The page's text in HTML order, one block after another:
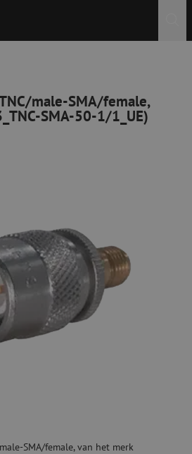
male-SMA/female,
SMA-50-1/1_UE)
SMA/female, van het merk